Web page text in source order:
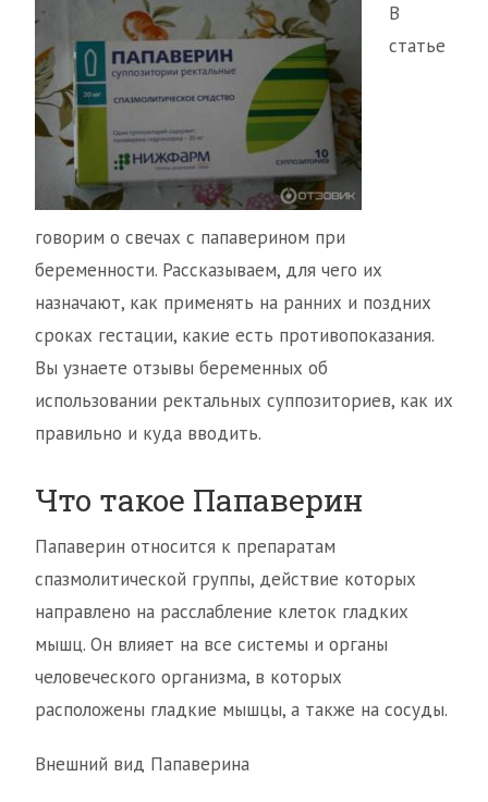
В
статье
говорим о свечах с папаверином при
беременности. Рассказываем, для чего их
назначают, как применять на ранних и поздних
сроках гестации, какие есть противопоказания.
Вы узнаете отзывы беременных об
использовании ректальных суппозиториев, как их
правильно и куда вводить.
Что такое Папаверин
Папаверин относится к препаратам
спазмолитической группы, действие которых
направлено на расслабление клеток гладких
мышц. Он влияет на все системы и органы
человеческого организма, в которых
расположены гладкие мышцы, а также на сосуды.
Внешний вид Папаверина